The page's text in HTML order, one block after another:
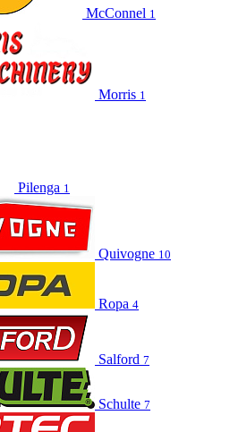
McConnel 1
Morris 1
Pilenga 1
Quivogne 10
Ropa 4
Salford 7
Schulte 7